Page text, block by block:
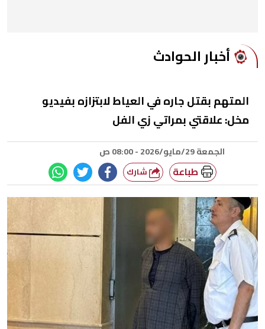
أخبار الحوادث
المتهم بقتل جاره في العياط لابتزازه بفيديو
مخل: علاقتي بمراتي زي الفل
الجمعة 29/مايو/2026 - 08:00 ص
طباعة